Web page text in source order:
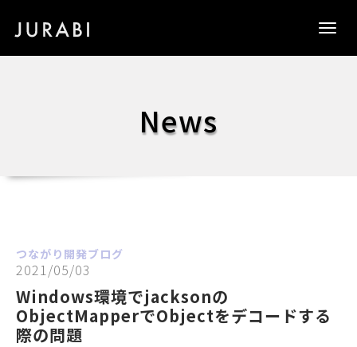
News
つながり開発ブログ
2021/05/03
Windows環境でjacksonの
ObjectMapperでObjectをデコードする
際の問題